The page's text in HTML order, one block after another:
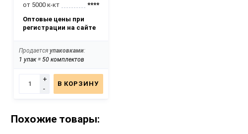
от 5000 к-кт
****
Оптовые цены при
регистрации на сайте
Продается упаковками:
1 упак = 50 комплектов
+
-
В КОРЗИНУ
Похожие товары: